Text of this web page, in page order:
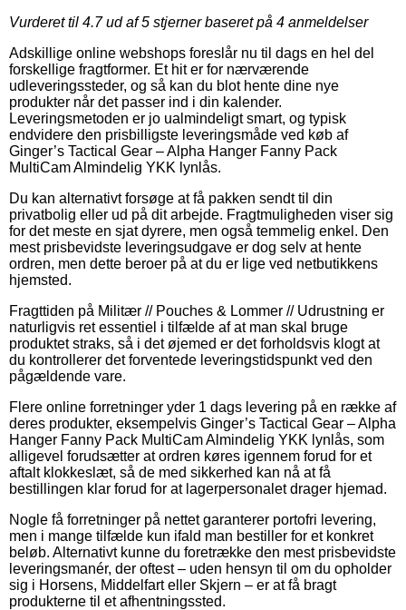
Vurderet til 4.7ud af 5 stjerner baseret på 4 anmeldelser
Adskillige online webshops foreslår nu til dags en hel del
forskellige fragtformer. Et hit er for nærværende
udleveringssteder, og så kan du blot hente dine nye
produkter når det passer ind i din kalender.
Leveringsmetoden er jo ualmindeligt smart, og typisk
endvidere den prisbilligste leveringsmåde ved køb af
Ginger’s Tactical Gear – Alpha Hanger Fanny Pack
MultiCam Almindelig YKK lynlås.
Du kan alternativt forsøge at få pakken sendt til din
privatbolig eller ud på dit arbejde. Fragtmuligheden viser sig
for det meste en sjat dyrere, men også temmelig enkel. Den
mest prisbevidste leveringsudgave er dog selv at hente
ordren, men dette beroer på at du er lige ved netbutikkens
hjemsted.
Fragttiden på Militær // Pouches & Lommer // Udrustning er
naturligvis ret essentiel i tilfælde af at man skal bruge
produktet straks, så i det øjemed er det forholdsvis klogt at
du kontrollerer det forventede leveringstidspunkt ved den
pågældende vare.
Flere online forretninger yder 1 dags levering på en række af
deres produkter, eksempelvis Ginger’s Tactical Gear – Alpha
Hanger Fanny Pack MultiCam Almindelig YKK lynlås, som
alligevel forudsætter at ordren køres igennem forud for et
aftalt klokkeslæt, så de med sikkerhed kan nå at få
bestillingen klar forud for at lagerpersonalet drager hjemad.
Nogle få forretninger på nettet garanterer portofri levering,
men i mange tilfælde kun ifald man bestiller for et konkret
beløb. Alternativt kunne du foretrække den mest prisbevidste
leveringsmanér, der oftest – uden hensyn til om du opholder
sig i Horsens, Middelfart eller Skjern – er at få bragt
produkterne til et afhentningssted.